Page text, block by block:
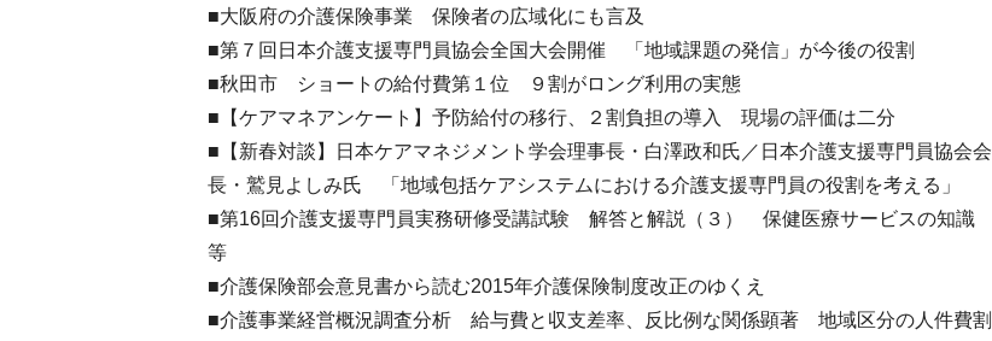
■大阪府の介護保険事業 保険者の広域化にも言及
■第７回日本介護支援専門員協会全国大会開催 「地域課題の発信」が今後の役割
■秋田市 ショートの給付費第１位 ９割がロング利用の実態
■【ケアマネアンケート】予防給付の移行、２割負担の導入 現場の評価は二分
■【新春対談】日本ケアマネジメント学会理事長・白澤政和氏／日本介護支援専門員協会会
長・鷲見よしみ氏 「地域包括ケアシステムにおける介護支援専門員の役割を考える」
■第16回介護支援専門員実務研修受講試験 解答と解説（３） 保健医療サービスの知識
等
■介護保険部会意見書から読む2015年介護保険制度改正のゆくえ
■介護事業経営概況調査分析 給与費と収支差率、反比例な関係顕著 地域区分の人件費割